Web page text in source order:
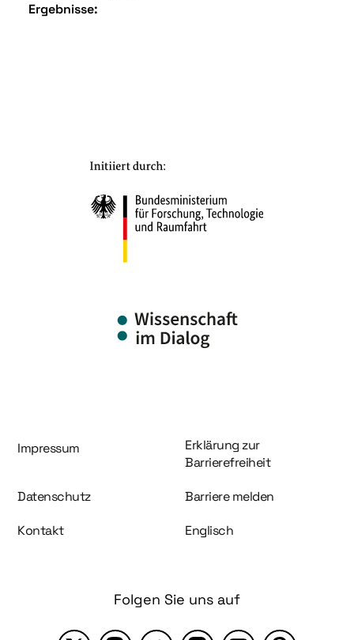
Ergebnisse:
Information und Service
Impressum
Erklärung zur
Barrierefreiheit
Datenschutz Barriere melden
Kontakt Englisch
Folgen Sie uns auf